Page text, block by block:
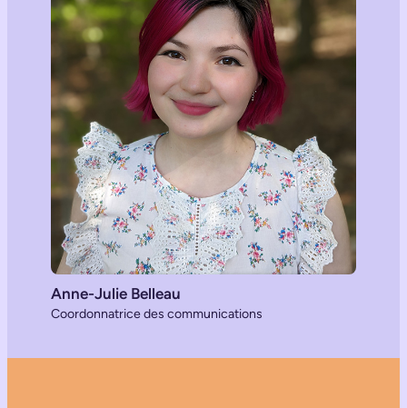
Anne-Julie Belleau
Coordonnatrice des communications